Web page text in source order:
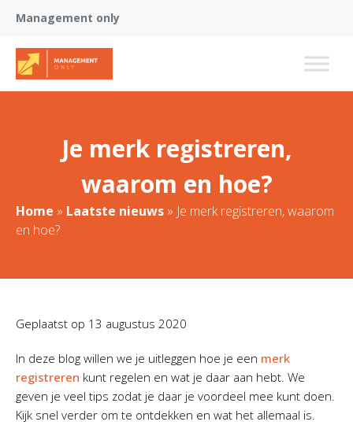
Management only
Je merk registreren,
waarom en hoe?
Home » Laatste nieuws » Je merk registreren, waarom
en hoe?
Geplaatst op 13 augustus 2020
In deze blog willen we je uitleggen hoe je een merk
registreren kunt regelen en wat je daar aan hebt. We
geven je veel tips zodat je daar je voordeel mee kunt doen.
Kijk snel verder om te ontdekken en wat het allemaal is.